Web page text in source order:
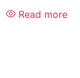
Read more